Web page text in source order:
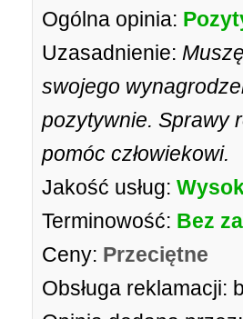
Ogólna opinia:
Uzasadnienie:
swojego
pozytywnie. Sprawy
pomóc człowiekowi.
Jakość usług:
Terminowość: Bez
Ceny: Przeciętne
Obsługa reklamacji: